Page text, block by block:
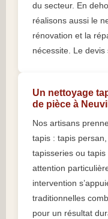
du secteur. En
réalisons aussi le
rénovation et la
nécessite. Le
Un nettoyage
de pièce à
Nos artisans
tapis : tapis
tapisseries ou
attention
intervention
traditionnelles
pour un résultat